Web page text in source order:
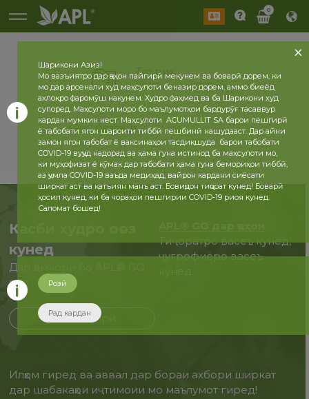
0
Таърих
2026 сол 2025 сол
бозгашт
Касби худро оғоз
кунед
Дар ҳамкорӣ бо APL® GO
ҳоло
Бақайдгирӣ
Тиҷоратро васеъ кунед,
ҷуғрофиёро васеъ
Илҳом гиред ва аввал дар бораи ахбори ширкат
дар шабакаҳои иҷтимоии мо маълумот гиред!
Шарикони Азиз!
Мо вазъиятро дар ҷаҳон пайгирӣ мекунем ва боварӣ дорем, ки
мо дар арсенали худ маҳсулоти беназир дорем, аммо биеёд
ахлоқро фаромӯш накунем. Худро фаҳмед ва ба Шарикони худ
супоред. Маҳсулоти моро бо маълумотҳои бардурӯғ тасаввур
кардан мумкин нест. Маҳсулоти ACUMULLIT SA барои пешгирӣ
ё табобати ягон шароити тиббӣ пешбинӣ нашудааст. Дар айни
замон ягон табобат ё ваксинаҳои тасдиқшуда барои табобати
COVID-19 вуҷуд надорад ва ҳама гуна истинод ба маҳсулоти мо,
ки муҳофизат ё кӯмак дар табобати ҳама гуна бемориҳои тиббӣ,
аз ҷумла COVID-19 ваъда медиҳад, вайрон кардани сиёсати
ширкат аст ва қатъиян манъ аст. Бовиҷдон тиҷорат кунед! Боварӣ
ҳосил кунед, ки ба чораҳои пешгирии COVID-19 риоя кунед.
Саломат бошед!
Розӣ
Рад кардан